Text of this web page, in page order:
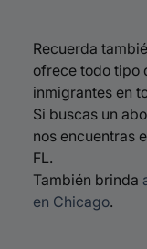
Recuerda
ofrece todo tipo
inmigrantes en
Si buscas un
nos encuentras
FL.
También brinda
en Chicago.